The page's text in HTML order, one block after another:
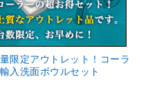
限定アウトレット！コーラ
入洗面ボウルセット